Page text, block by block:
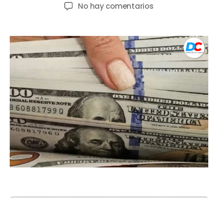
No hay comentarios